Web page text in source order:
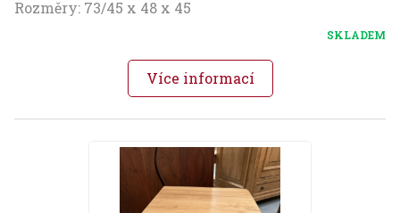
Rozměry: 73/45 x 48 x 45
SKLADEM
Více informací